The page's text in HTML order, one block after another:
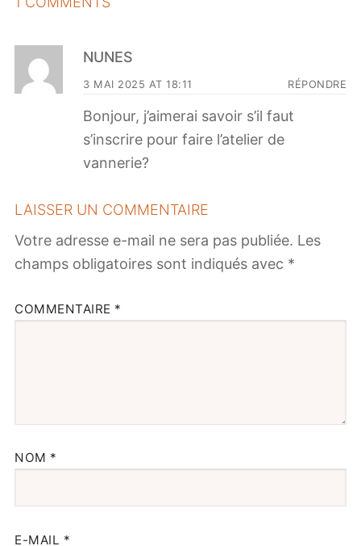
NUNES
3 MAI 2025 AT 18:11 RÉPONDRE
Bonjour, j’aimerai savoir s’il faut
s’inscrire pour faire l’atelier de
vannerie?
LAISSER UN COMMENTAIRE
Votre adresse e-mail ne sera pas publiée. Les
champs obligatoires sont indiqués avec *
COMMENTAIRE *
NOM *
E-MAIL *